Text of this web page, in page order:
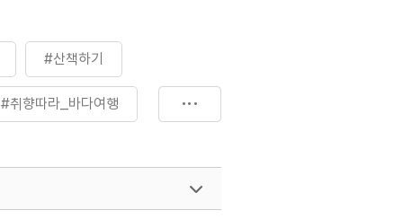
#산책하기
#취향따라_바다여행